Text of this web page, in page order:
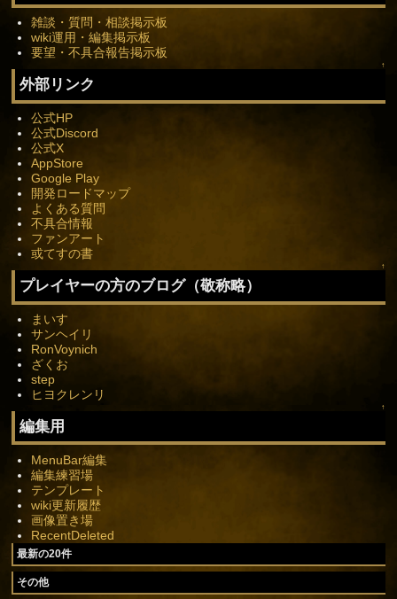
雑談・質問・相談掲示板
wiki運用・編集掲示板
要望・不具合報告掲示板
↑
外部リンク
公式HP
公式Discord
公式X
AppStore
Google Play
開発ロードマップ
よくある質問
不具合情報
ファンアート
或てすの書
↑
プレイヤーの方のブログ（敬称略）
まいす
サンヘイリ
RonVoynich
ざくお
step
ヒヨクレンリ
↑
編集用
MenuBar編集
編集練習場
テンプレート
wiki更新履歴
画像置き場
RecentDeleted
最新の20件
その他